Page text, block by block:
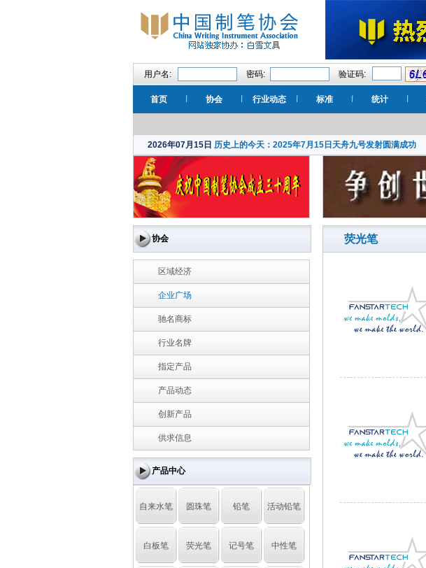
用户名: 密码: 验证码:
首页 协会 行业动态 标准 统计
2026年07月15日 历史上的今天：2025年7月15日天舟九号发射圆满成功
协会
区域经济
企业广场
驰名商标
行业名牌
指定产品
产品动态
创新产品
供求信息
产品中心
自来水笔 圆珠笔 铅笔 活动铅笔
白板笔 荧光笔 记号笔 中性笔
荧光笔